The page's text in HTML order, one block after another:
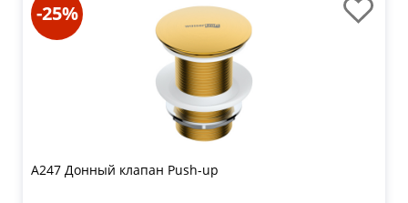
-25%
A247 Донный клапан Push-up